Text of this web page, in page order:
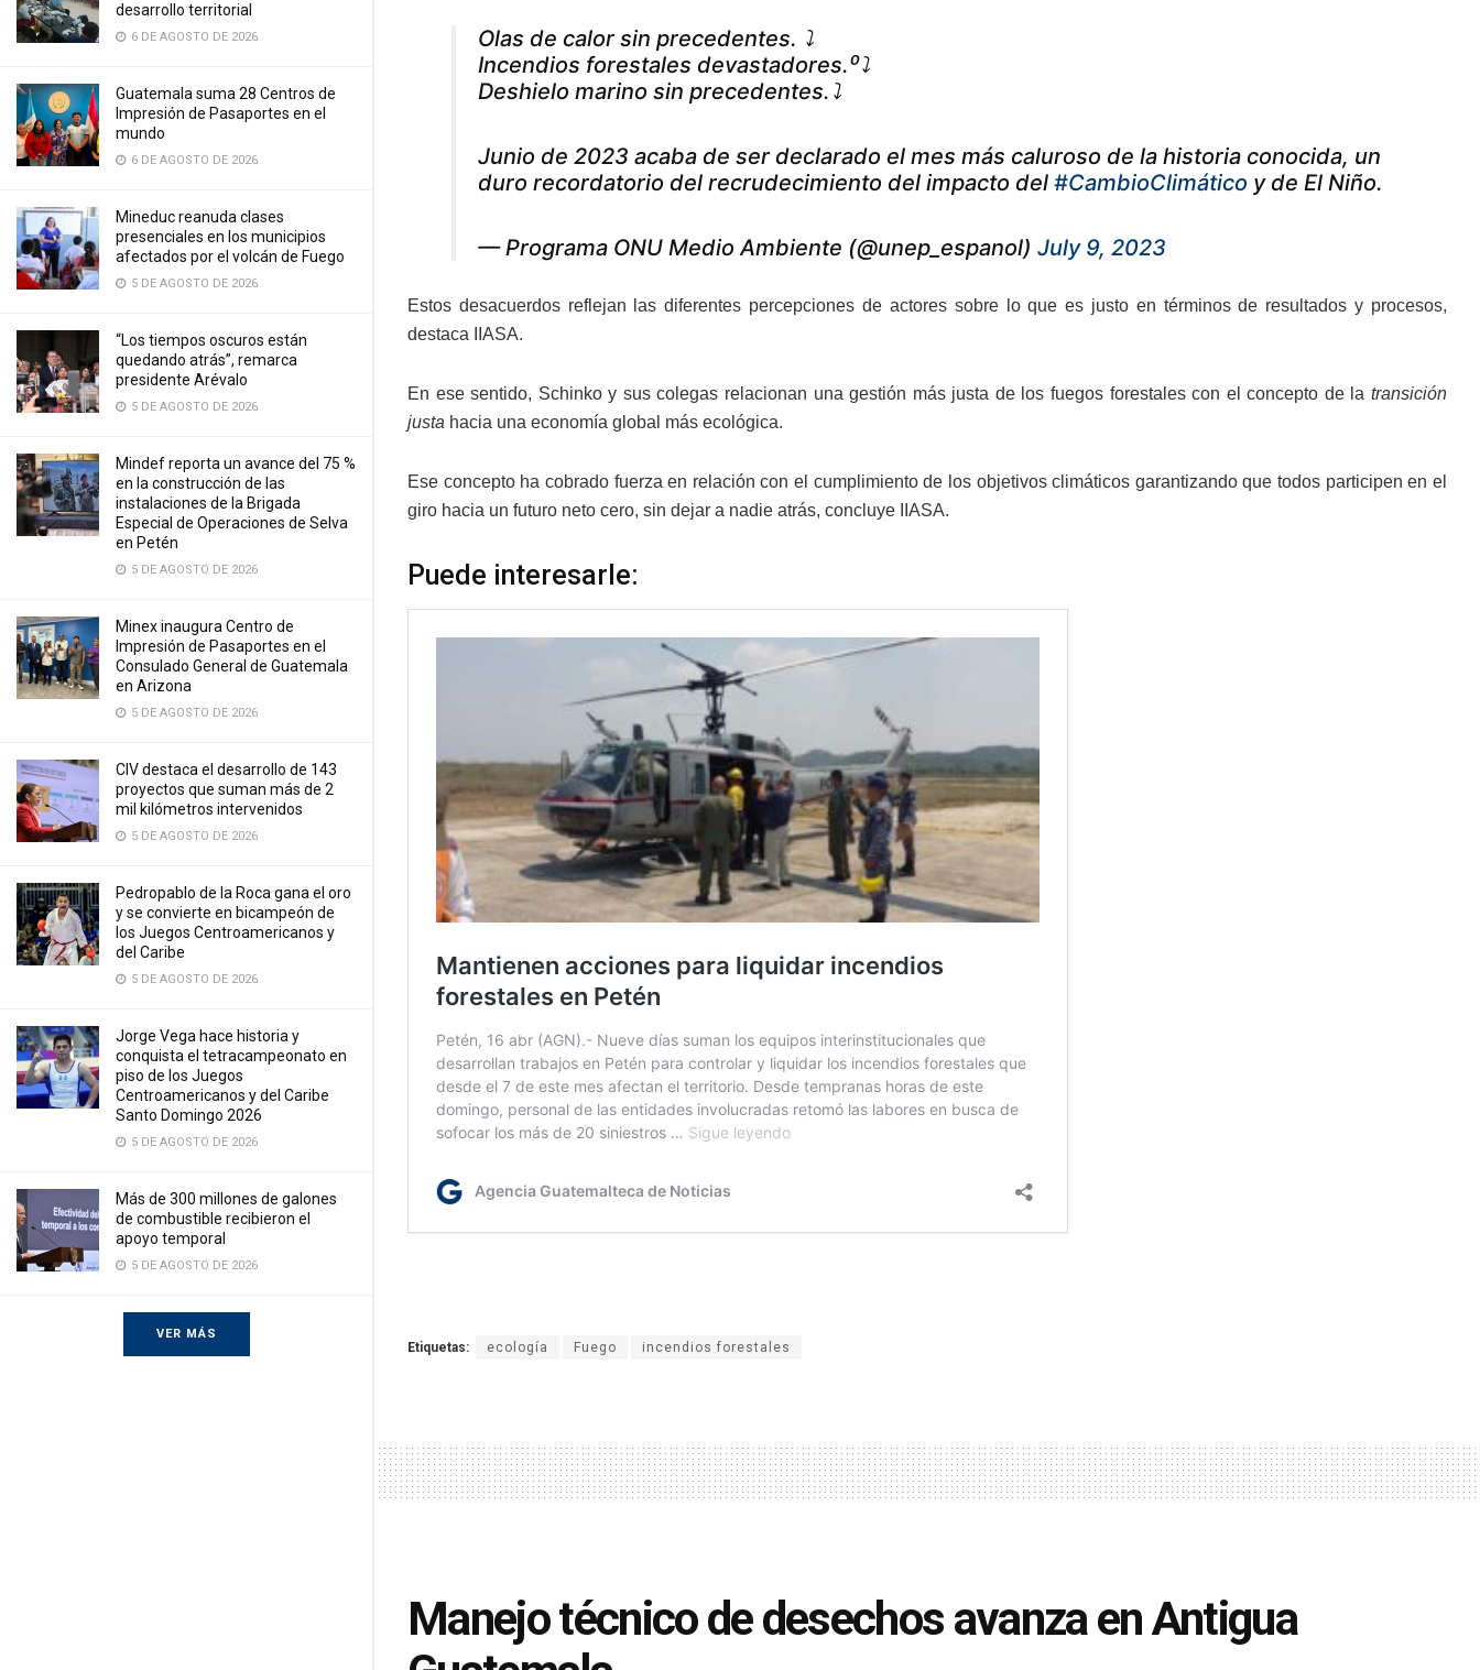
desarrollo territorial
6 DE AGOSTO DE 2026
Guatemala suma 28 Centros de
Impresión de Pasaportes en el
mundo
6 DE AGOSTO DE 2026
Mineduc reanuda clases
presenciales en los municipios
afectados por el volcán de Fuego
5 DE AGOSTO DE 2026
“Los tiempos oscuros están
quedando atrás”, remarca
presidente Arévalo
5 DE AGOSTO DE 2026
Mindef reporta un avance del 75 %
en la construcción de las
instalaciones de la Brigada
Especial de Operaciones de Selva
en Petén
5 DE AGOSTO DE 2026
Minex inaugura Centro de
Impresión de Pasaportes en el
Consulado General de Guatemala
en Arizona
5 DE AGOSTO DE 2026
CIV destaca el desarrollo de 143
proyectos que suman más de 2
mil kilómetros intervenidos
5 DE AGOSTO DE 2026
Pedropablo de la Roca gana el oro
y se convierte en bicampeón de
los Juegos Centroamericanos y
del Caribe
5 DE AGOSTO DE 2026
Jorge Vega hace historia y
conquista el tetracampeonato en
piso de los Juegos
Centroamericanos y del Caribe
Santo Domingo 2026
5 DE AGOSTO DE 2026
Más de 300 millones de galones
de combustible recibieron el
apoyo temporal
5 DE AGOSTO DE 2026
VER MÁS
Olas de calor sin precedentes. ⤵️
Incendios forestales devastadores.⁰⤵️
Deshielo marino sin precedentes.⤵️
Junio de 2023 acaba de ser declarado el mes más caluroso de la historia conocida, un
duro recordatorio del recrudecimiento del impacto del #CambioClimático y de El Niño.
— Programa ONU Medio Ambiente (@unep_espanol) July 9, 2023
Estos desacuerdos reflejan las diferentes percepciones de actores sobre lo que es justo en términos de resultados y procesos,
destaca IIASA.
En ese sentido, Schinko y sus colegas relacionan una gestión más justa de los fuegos forestales con el concepto de la transición
justa hacia una economía global más ecológica.
Ese concepto ha cobrado fuerza en relación con el cumplimiento de los objetivos climáticos garantizando que todos participen en el
giro hacia un futuro neto cero, sin dejar a nadie atrás, concluye IIASA.
Puede interesarle:
Etiquetas: ecología Fuego incendios forestales
Manejo técnico de desechos avanza en Antigua